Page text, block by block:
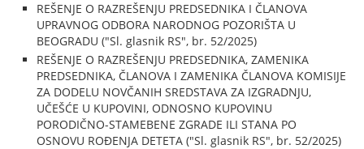
REŠENJE O RAZREŠENJU PREDSEDNIKA I ČLANOVA
UPRAVNOG ODBORA NARODNOG POZORIŠTA U
BEOGRADU ("Sl. glasnik RS", br. 52/2025)
REŠENJE O RAZREŠENJU PREDSEDNIKA, ZAMENIKA
PREDSEDNIKA, ČLANOVA I ZAMENIKA ČLANOVA KOMISIJE
ZA DODELU NOVČANIH SREDSTAVA ZA IZGRADNJU,
UČEŠĆE U KUPOVINI, ODNOSNO KUPOVINU
PORODIČNO-STAMEBENE ZGRADE ILI STANA PO
OSNOVU ROĐENJA DETETA ("Sl. glasnik RS", br. 52/2025)